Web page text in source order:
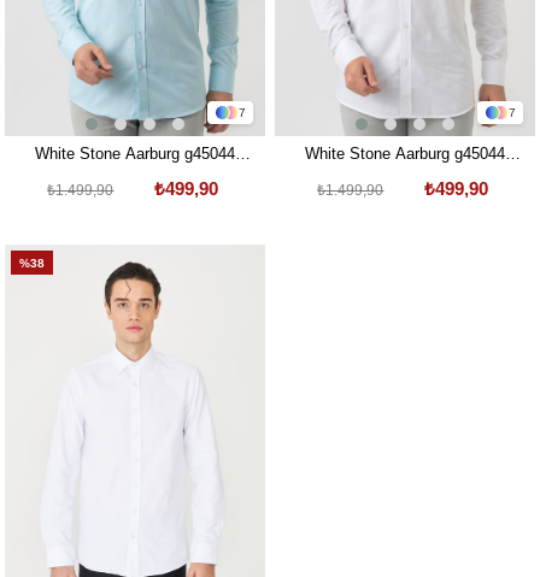
7
White Stone Aarburg g45044
Gömlek Mint
₺499,90
₺1.499,90
7
White Stone Aarburg g45044
Gömlek Beyaz
₺499,90
₺1.499,90
%38